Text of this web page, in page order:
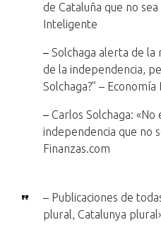
de Cataluña que no
Inteligente
– Solchaga alerta de la
de la independencia,
Solchaga?” – Economía
– Carlos Solchaga: «No
independencia que no
Finanzas.com
– Publicaciones de
plural, Catalunya